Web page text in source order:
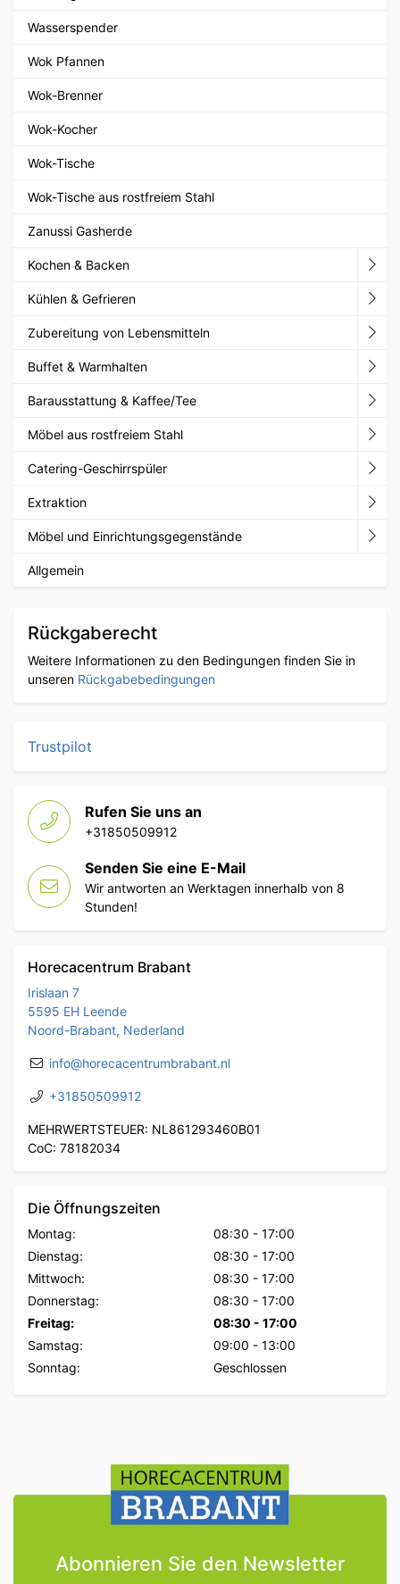
Wasserspender
Wok Pfannen
Wok-Brenner
Wok-Kocher
Wok-Tische
Wok-Tische aus rostfreiem Stahl
Zanussi Gasherde
Kochen & Backen
Kühlen & Gefrieren
Zubereitung von Lebensmitteln
Buffet & Warmhalten
Barausstattung & Kaffee/Tee
Möbel aus rostfreiem Stahl
Catering-Geschirrspüler
Extraktion
Möbel und Einrichtungsgegenstände
Allgemein
Rückgaberecht
Weitere Informationen zu den Bedingungen finden Sie in
unseren Rückgabebedingungen
Trustpilot
Rufen Sie uns an
+31850509912
Senden Sie eine E-Mail
Wir antworten an Werktagen innerhalb von 8
Stunden!
Horecacentrum Brabant
Irislaan 7
5595 EH Leende
Noord-Brabant, Nederland
info@horecacentrumbrabant.nl
+31850509912
MEHRWERTSTEUER: NL861293460B01
CoC: 78182034
Die Öffnungszeiten
Montag: 08:30 - 17:00
Dienstag:
08:30 - 17:00
Mittwoch:
08:30 - 17:00
Donnerstag:
08:30 - 17:00
Freitag:
08:30 - 17:00
Samstag:
09:00 - 13:00
Sonntag:
Geschlossen
Abonnieren Sie den Newsletter